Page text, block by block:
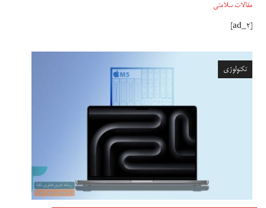
مقالات سلامتی
تکنولوژی